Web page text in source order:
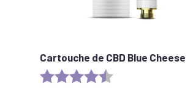
Cartouche de CBD Blue Cheese
Evaluation :